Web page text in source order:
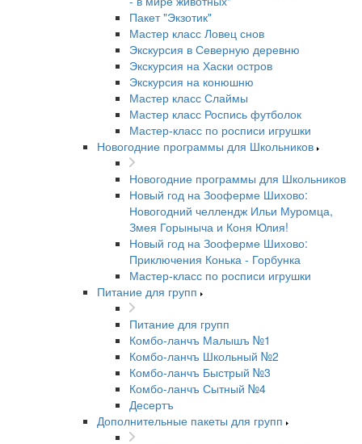
Пакет "Экзотик"
Мастер класс Ловец снов
Экскурсия в Северную деревню
Экскурсия на Хаски остров
Экскурсия на конюшню
Мастер класс Слаймы
Мастер класс Роспись футболок
Мастер-класс по росписи игрушки
Новогодние программы для Школьников
Новогодние программы для Школьников
Новый год на Зооферме Шихово:
Новогодний челлендж Ильи Муромца,
Змея Горыныча и Коня Юлия!
Новый год на Зооферме Шихово:
Приключения Конька - Горбунка
Мастер-класс по росписи игрушки
Питание для групп
Питание для групп
Комбо-ланчъ Малышъ №1
Комбо-ланчъ Школьный №2
Комбо-ланчъ Быстрый №3
Комбо-ланчъ Сытный №4
Десертъ
Дополнительные пакеты для групп